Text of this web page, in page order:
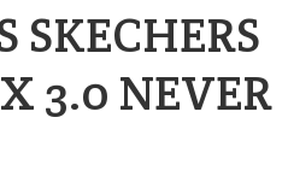
SKECHERS
3.0 NEVER